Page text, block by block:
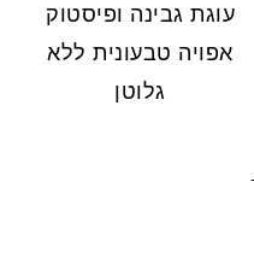
עוגת גבינה ופיסטוק
אפויה טבעונית ללא
גלוטן